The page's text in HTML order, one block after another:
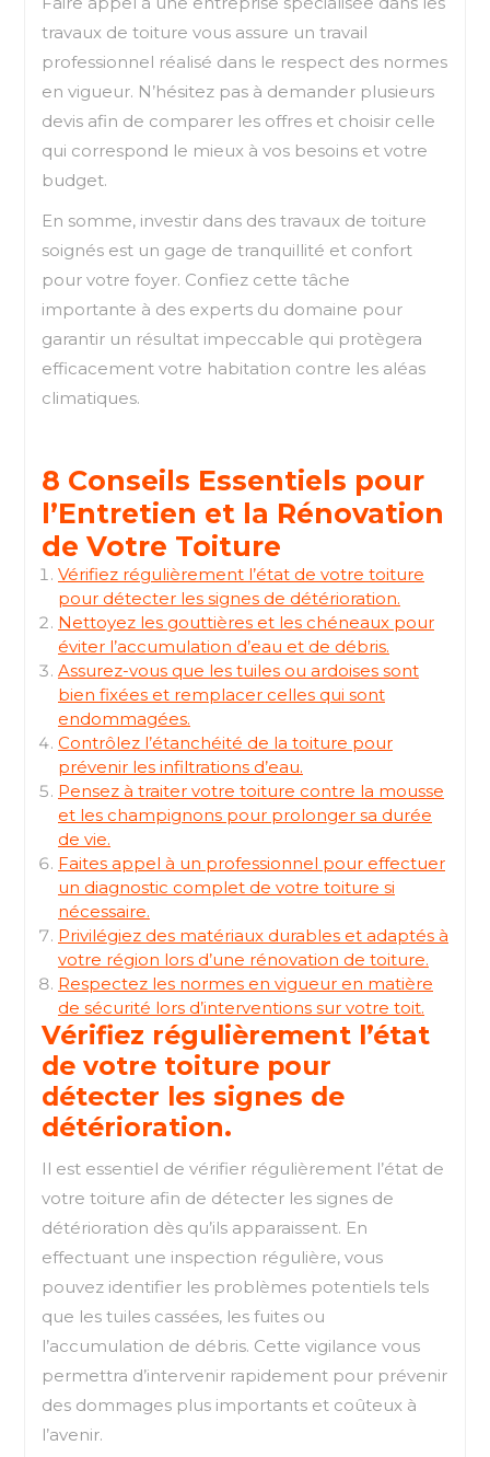
travaux de toiture vous assure un travail
professionnel réalisé dans le respect des normes
en vigueur. N’hésitez pas à demander plusieurs
devis afin de comparer les offres et choisir celle
qui correspond le mieux à vos besoins et votre
budget.
En somme, investir dans des travaux de toiture
soignés est un gage de tranquillité et confort
pour votre foyer. Confiez cette tâche
importante à des experts du domaine pour
garantir un résultat impeccable qui protègera
efficacement votre habitation contre les aléas
climatiques.
8 Conseils Essentiels pour
l’Entretien et la Rénovation
de Votre Toiture
Vérifiez régulièrement l’état de votre toiture
pour détecter les signes de détérioration.
Nettoyez les gouttières et les chéneaux pour
éviter l’accumulation d’eau et de débris.
Assurez-vous que les tuiles ou ardoises sont
bien fixées et remplacer celles qui sont
endommagées.
Contrôlez l’étanchéité de la toiture pour
prévenir les infiltrations d’eau.
Pensez à traiter votre toiture contre la mousse
et les champignons pour prolonger sa durée
de vie.
Faites appel à un professionnel pour effectuer
un diagnostic complet de votre toiture si
nécessaire.
Privilégiez des matériaux durables et adaptés à
votre région lors d’une rénovation de toiture.
Respectez les normes en vigueur en matière
de sécurité lors d’interventions sur votre toit.
Vérifiez régulièrement l’état
de votre toiture pour
détecter les signes de
détérioration.
Il est essentiel de vérifier régulièrement l’état de
votre toiture afin de détecter les signes de
détérioration dès qu’ils apparaissent. En
effectuant une inspection régulière, vous
pouvez identifier les problèmes potentiels tels
que les tuiles cassées, les fuites ou
l’accumulation de débris. Cette vigilance vous
permettra d’intervenir rapidement pour prévenir
des dommages plus importants et coûteux à
l’avenir.